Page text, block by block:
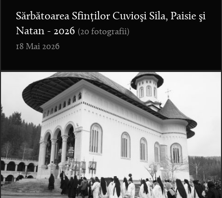
Sărbătoarea Sfinților Cuvioşi Sila, Paisie şi
Natan - 2026 (20 fotografii)
18 Mai 2026